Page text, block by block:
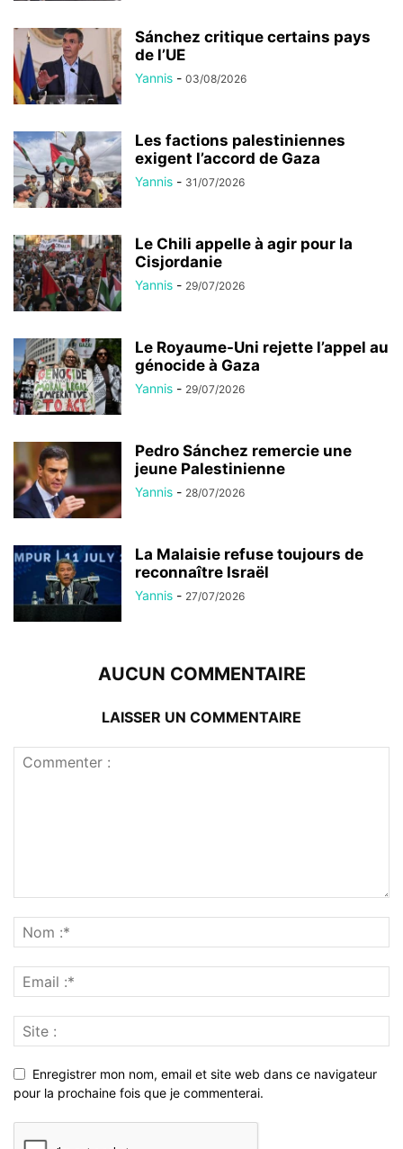
Sánchez critique certains pays
de l’UE
Yannis - 03/08/2026
Les factions palestiniennes
exigent l’accord de Gaza
Yannis - 31/07/2026
Le Chili appelle à agir pour la
Cisjordanie
Yannis - 29/07/2026
Le Royaume-Uni rejette l’appel au
génocide à Gaza
Yannis - 29/07/2026
Pedro Sánchez remercie une
jeune Palestinienne
Yannis - 28/07/2026
La Malaisie refuse toujours de
reconnaître Israël
Yannis - 27/07/2026
AUCUN COMMENTAIRE
LAISSER UN COMMENTAIRE
Enregistrer mon nom, email et site web dans ce navigateur
pour la prochaine fois que je commenterai.